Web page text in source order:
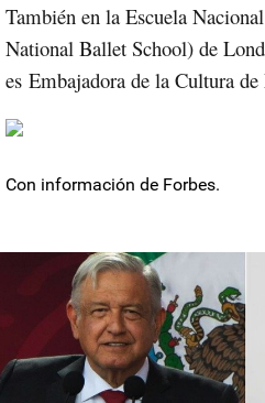
También en la Escuela
National Ballet School) de
es Embajadora de la Cultura
Con información de Forbes.